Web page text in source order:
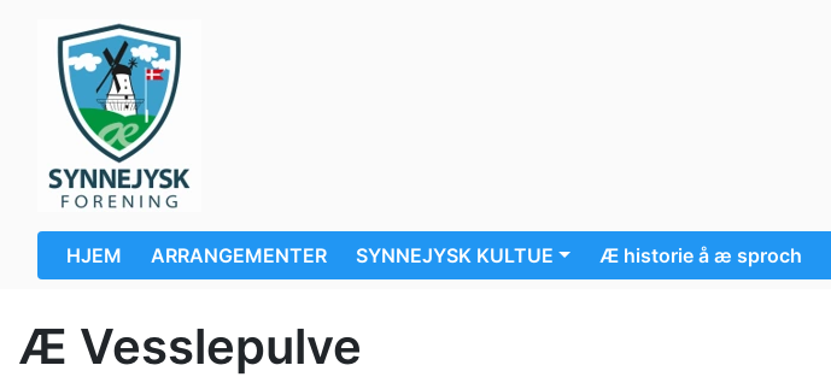
HJEM ARRANGEMENTER SYNNEJYSK KULTUE Æ historie å æ sproch
Æ Vesslepulve